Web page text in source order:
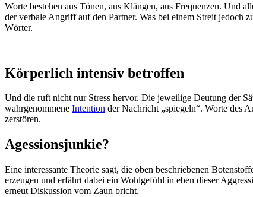
Worte bestehen aus Tönen, aus Klängen, aus Frequenzen. Und
der verbale Angriff auf den Partner. Was bei einem Streit jedoch
Wörter.
Körperlich intensiv betroffen
Und die ruft nicht nur Stress hervor. Die jeweilige Deutung der
wahrgenommene Intention der Nachricht „spiegeln“. Worte des
zerstören.
Agessionsjunkie?
Eine interessante Theorie sagt, die oben beschriebenen
erzeugen und erfährt dabei ein Wohlgefühl in eben dieser
erneut Diskussion vom Zaun bricht.